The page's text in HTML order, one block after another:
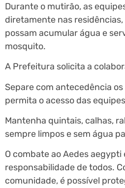
Durante o mutirão, as
diretamente nas
possam acumular água e
mosquito.
A Prefeitura solicita a
Separe com antecedência
permita o acesso das
Mantenha quintais, calhas,
sempre limpos e sem água
O combate ao Aedes aegypti
responsabilidade de todos.
comunidade, é possível